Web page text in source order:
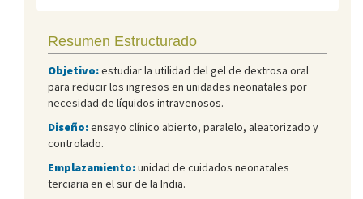
Resumen Estructurado
Objetivo:estudiar la utilidad del gel de dextrosa oral
para reducir los ingresos en unidades neonatales por
necesidad de líquidos intravenosos.
Diseño:ensayo clínico abierto, paralelo, aleatorizado y
controlado.
Emplazamiento:unidad de cuidados neonatales
terciaria en el sur de la India.